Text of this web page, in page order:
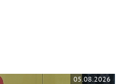
05.08.2026